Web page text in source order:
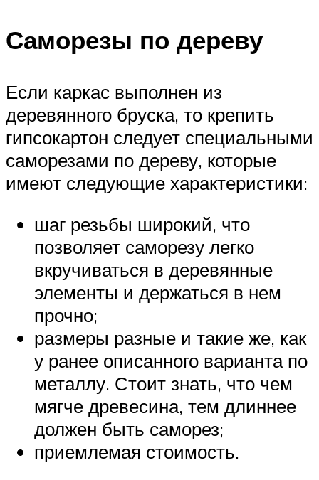
Саморезы по дереву
Если каркас выполнен из
деревянного бруска, то крепить
гипсокартон следует специальными
саморезами по дереву, которые
имеют следующие характеристики:
шаг резьбы широкий, что
позволяет саморезу легко
вкручиваться в деревянные
элементы и держаться в нем
прочно;
размеры разные и такие же, как
у ранее описанного варианта по
металлу. Стоит знать, что чем
мягче древесина, тем длиннее
должен быть саморез;
приемлемая стоимость.